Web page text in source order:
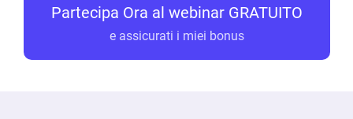
Partecipa Ora al webinar GRATUITO
e assicurati i miei bonus